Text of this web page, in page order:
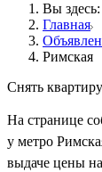
Вы здесь:
Главная
Римская
Снять
На странице
у метро
выдаче цены